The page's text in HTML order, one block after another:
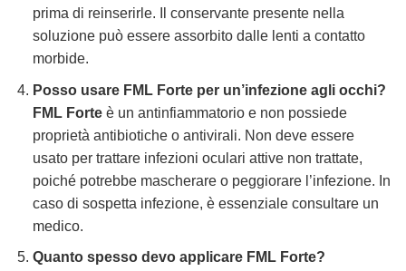
prima di reinserirle. Il conservante presente nella
soluzione può essere assorbito dalle lenti a contatto
morbide.
Posso usare FML Forte per un’infezione agli occhi?
FML Forteè un antinfiammatorio e non possiede
proprietà antibiotiche o antivirali. Non deve essere
usato per trattare infezioni oculari attive non trattate,
poiché potrebbe mascherare o peggiorare l’infezione. In
caso di sospetta infezione, è essenziale consultare un
medico.
Quanto spesso devo applicare FML Forte?